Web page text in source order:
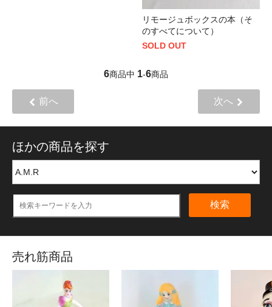
リモージュボックスの本（そ
のすべてについて）
SOLD OUT
6商品中 1-6商品
前へ 次へ
ほかの商品を探す
検索
売れ筋商品